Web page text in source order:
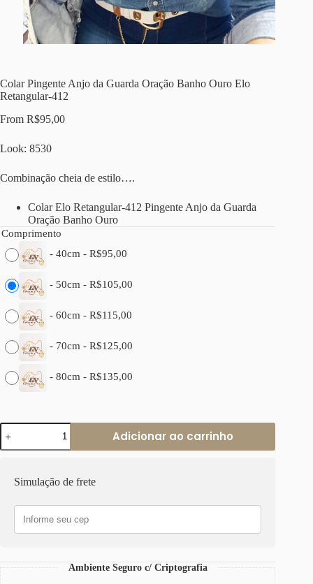
Colar Pingente Anjo da Guarda Oração Banho Ouro Elo
Retangular-412
From R$95,00
Look: 8530
Combinação cheia de estilo….
Colar Elo Retangular-412 Pingente Anjo da Guarda
Oração Banho Ouro
Comprimento
- 40cm - R$95,00
- 50cm - R$105,00
- 60cm - R$115,00
- 70cm - R$125,00
- 80cm - R$135,00
Colar
Pingente
Anjo
Oração
Ouro
Retangular-
Adicionar ao carrinho
Simulação de frete
Ambiente Seguro c/ Criptografia